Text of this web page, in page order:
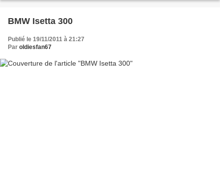
BMW Isetta 300
Publié le 19/11/2011 à 21:27
Par oldiesfan67